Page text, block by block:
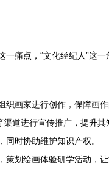
痛点，“文化经纪人”这
画家进行创作，保障画作
道进行宣传推广，提升其
时协助维护知识产权。
划绘画体验研学活动，